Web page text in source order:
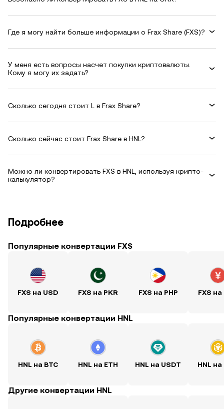
Где я могу найти больше информации о Frax Share (FXS)?
У меня есть вопросы насчет покупки криптовалюты.
Кому я могу их задать?
Сколько сегодня стоит L в Frax Share?
Сколько сейчас стоит Frax Share в HNL?
Можно ли конвертировать FXS в HNL, используя крипто-
калькулятор?
Подробнее
Популярные конвертации FXS
FXS на USD FXS на PKR FXS на PHP FXS на
Популярные конвертации HNL
HNL на BTC HNL на ETH HNL на USDT HNL на
Другие конвертации HNL